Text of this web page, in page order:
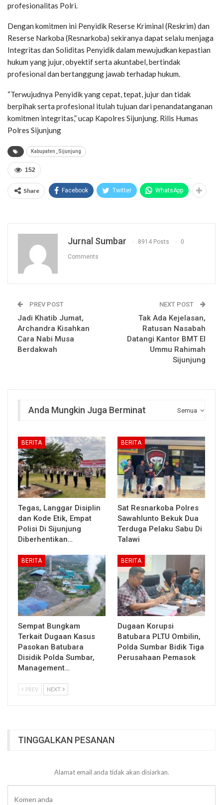
profesionalitas Polri.
Dengan komitmen ini Penyidik Reserse Kriminal (Reskrim) dan
Reserse Narkoba (Resnarkoba) sekiranya dapat selalu menjaga
Integritas dan Soliditas Penyidik dalam mewujudkan kepastian
hukum yang jujur, obyektif serta akuntabel, bertindak
profesional dan bertanggung jawab terhadap hukum.
“Terwujudnya Penyidik yang cepat, tepat, jujur dan tidak
berpihak serta profesional itulah tujuan dari penandatanganan
komitmen integritas,” ucap Kapolres Sijunjung. Rilis Humas
Polres Sijunjung
Kabupaten_Sijunjung
152
Share Facebook Twitter WhatsApp
Jurnal Sumbar 8914 Posts 0
Comments
PREV POST
Jadi Khatib Jumat,
Archandra Kisahkan
Cara Nabi Musa
Berdakwah
NEXT POST
Tak Ada Kejelasan,
Ratusan Nasabah
Datangi Kantor BMT El
Ummu Rahimah
Sijunjung
Semua
Anda Mungkin Juga Berminat
BERITA
Tegas, Langgar Disiplin
dan Kode Etik, Empat
Polisi Di Sijunjung
Diberhentikan…
BERITA
Sat Resnarkoba Polres
Sawahlunto Bekuk Dua
Terduga Pelaku Sabu Di
Talawi
BERITA
Sempat Bungkam
Terkait Dugaan Kasus
Pasokan Batubara
Disidik Polda Sumbar,
Management…
BERITA
Dugaan Korupsi
Batubara PLTU Ombilin,
Polda Sumbar Bidik Tiga
Perusahaan Pemasok
PREV NEXT
TINGGALKAN PESANAN
Alamat email anda tidak akan disiarkan.